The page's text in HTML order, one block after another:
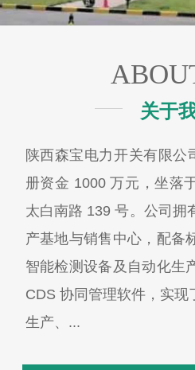
关于
陕西森宝电力开关有限公
册资金 1000 万元，坐落
太白南路 139 号。公司拥
产基地与销售中心，配备
智能检测设备及自动化生
CDS 协同管理软件，实现
生产、...